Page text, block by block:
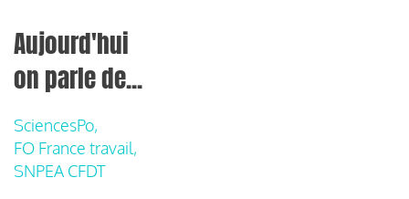
Aujourd'hui
on parle de...
SciencesPo,
FO France travail,
SNPEA CFDT